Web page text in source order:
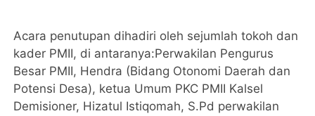
Acara penutupan dihadiri oleh sejumlah tokoh dan
kader PMII, di antaranya:Perwakilan Pengurus
Besar PMII, Hendra (Bidang Otonomi Daerah dan
Potensi Desa), ketua Umum PKC PMII Kalsel
Demisioner, Hizatul Istiqomah, S.Pd perwakilan